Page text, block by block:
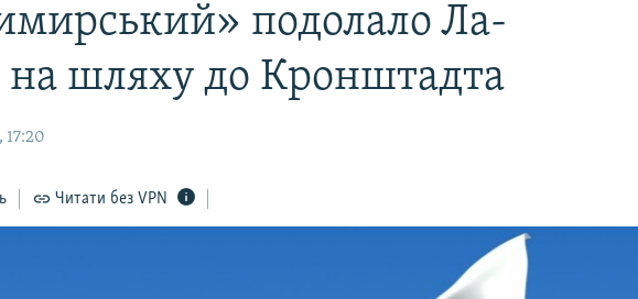
подолало Ла-
шляху до Кронштадта
17:20
Читати без VPN